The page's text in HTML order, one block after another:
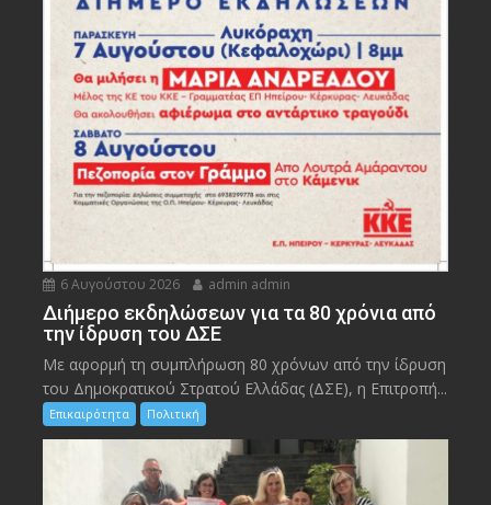
6 Αυγούστου 2026 admin admin
Διήμερο εκδηλώσεων για τα 80 χρόνια από
την ίδρυση του ΔΣΕ
Με αφορμή τη συμπλήρωση 80 χρόνων από την ίδρυση
του Δημοκρατικού Στρατού Ελλάδας (ΔΣΕ), η Επιτροπή...
Επικαιρότητα Πολιτική